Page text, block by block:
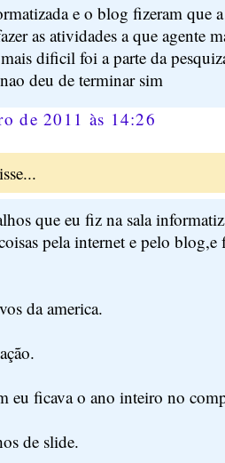
e o blog fizeram que a
as atividades a que agente
dificil foi a parte da
deu de terminar sim
de 2011 às 14:26
que eu fiz na sala
pela internet e pelo
da america.
eu ficava o ano inteiro no
de slide.